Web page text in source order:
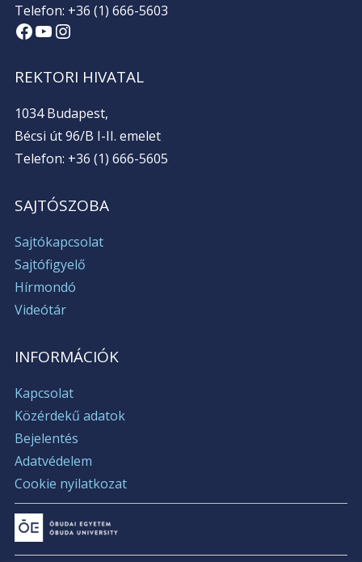
Telefon: +36 (1) 666-5603
Facebook
YouTube
Instagram
REKTORI HIVATAL
1034 Budapest,
Bécsi út 96/B I-II. emelet
Telefon: +36 (1) 666-5605
SAJTÓSZOBA
Sajtókapcsolat
Sajtófigyelő
Hírmondó
Videótár
INFORMÁCIÓK
Kapcsolat
Közérdekű adatok
Bejelentés
Adatvédelem
Cookie nyilatkozat